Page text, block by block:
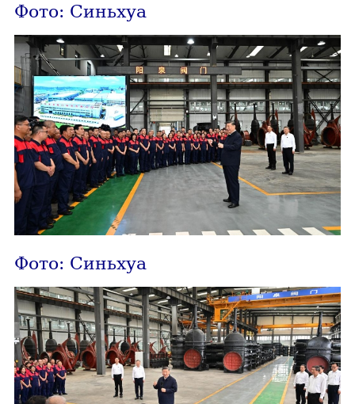
Фото: Синьхуа
Фото: Синьхуа